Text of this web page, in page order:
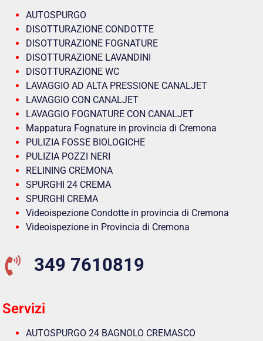
AUTOSPURGO
DISOTTURAZIONE CONDOTTE
DISOTTURAZIONE FOGNATURE
DISOTTURAZIONE LAVANDINI
DISOTTURAZIONE WC
LAVAGGIO AD ALTA PRESSIONE CANALJET
LAVAGGIO CON CANALJET
LAVAGGIO FOGNATURE CON CANALJET
Mappatura Fognature in provincia di Cremona
PULIZIA FOSSE BIOLOGICHE
PULIZIA POZZI NERI
RELINING CREMONA
SPURGHI 24 CREMA
SPURGHI CREMA
Videoispezione Condotte in provincia di Cremona
Videoispezione in Provincia di Cremona
349 7610819
Servizi
AUTOSPURGO 24 BAGNOLO CREMASCO